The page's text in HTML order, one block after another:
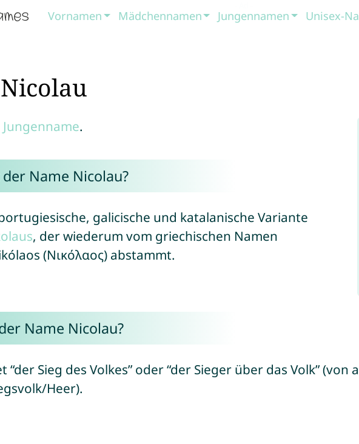
Vornamen Mädchennamen Jungennamen Unisex-
Jungenname.
Name Nicolau?
galicische und katalanische Variante
, der wiederum vom griechischen Namen
(Νικόλαος) abstammt.
Name Nicolau?
Sieg des Volkes” oder “der Sieger über das Volk” (von
Heer).